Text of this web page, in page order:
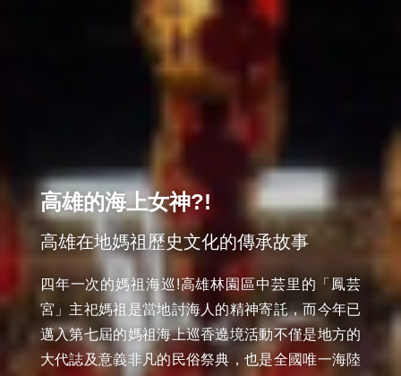
高雄的海上女神?!
高雄在地媽祖歷史文化的傳承故事
四年一次的媽祖海巡!高雄林園區中芸里的「鳳芸
宮」主祀媽祖是當地討海人的精神寄託，而今年已
邁入第七屆的媽祖海上巡香遶境活動不僅是地方的
大代誌及意義非凡的民俗祭典，也是全國唯一海陸